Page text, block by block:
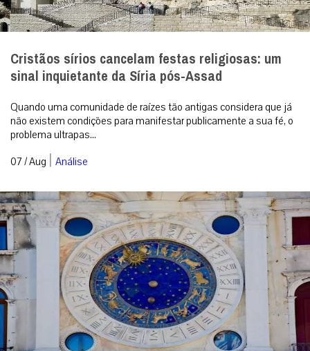
Cristãos sírios cancelam festas religiosas: um
sinal inquietante da Síria pós-Assad
Quando uma comunidade de raízes tão antigas considera que já
não existem condições para manifestar publicamente a sua fé, o
problema ultrapas...
07 / Aug | Análise